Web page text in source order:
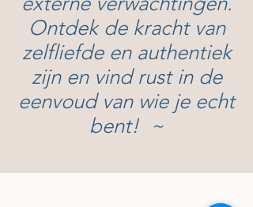
Ontdek de kracht van
zelfliefde en authentiek
zijn en vind rust in de
eenvoud van wie je echt
bent! ~